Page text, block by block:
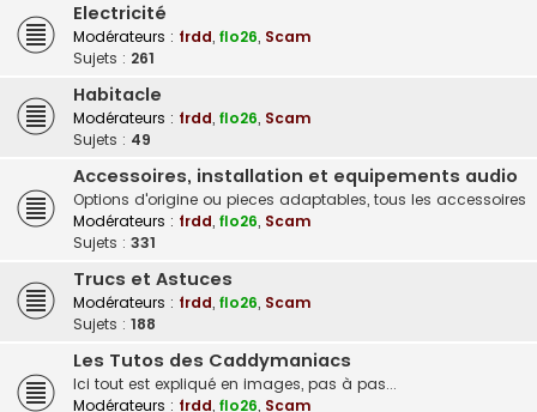
Electricité
Modérateurs : frdd, flo26, Scam
Sujets : 261
Habitacle
Modérateurs : frdd, flo26, Scam
Sujets : 49
Accessoires, installation et equipements audio
Options d'origine ou pieces adaptables, tous les accessoires
Modérateurs : frdd, flo26, Scam
Sujets : 331
Trucs et Astuces
Modérateurs : frdd, flo26, Scam
Sujets : 188
Les Tutos des Caddymaniacs
Ici tout est expliqué en images, pas à pas...
Modérateurs : frdd, flo26, Scam